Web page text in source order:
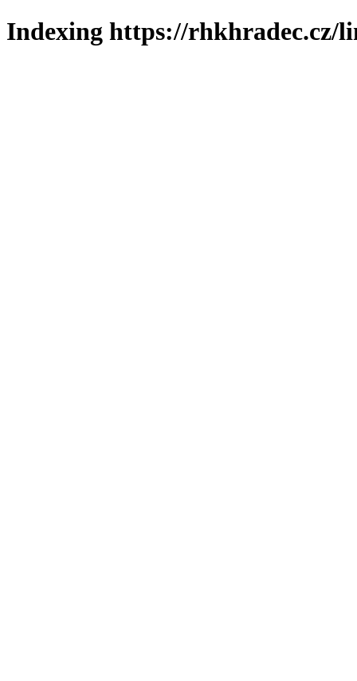
Indexing https://rhkhradec.cz/